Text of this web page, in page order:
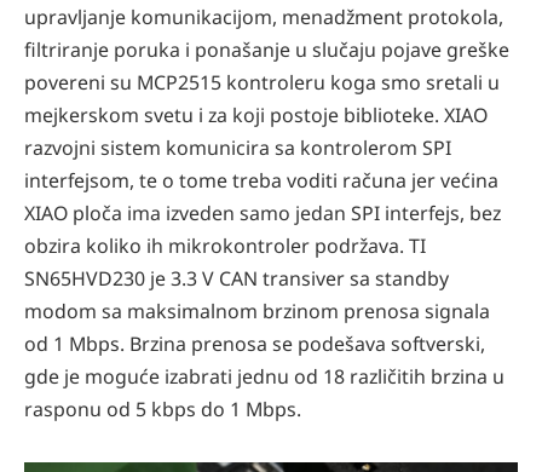
upravljanje komunikacijom, menadžment protokola,
filtriranje poruka i ponašanje u slučaju pojave greške
povereni su MCP2515 kontroleru koga smo sretali u
mejkerskom svetu i za koji postoje biblioteke. XIAO
razvojni sistem komunicira sa kontrolerom SPI
interfejsom, te o tome treba voditi računa jer većina
XIAO ploča ima izveden samo jedan SPI interfejs, bez
obzira koliko ih mikrokontroler podržava. TI
SN65HVD230 je 3.3 V CAN transiver sa standby
modom sa maksimalnom brzinom prenosa signala
od 1 Mbps. Brzina prenosa se podešava softverski,
gde je moguće izabrati jednu od 18 različitih brzina u
rasponu od 5 kbps do 1 Mbps.